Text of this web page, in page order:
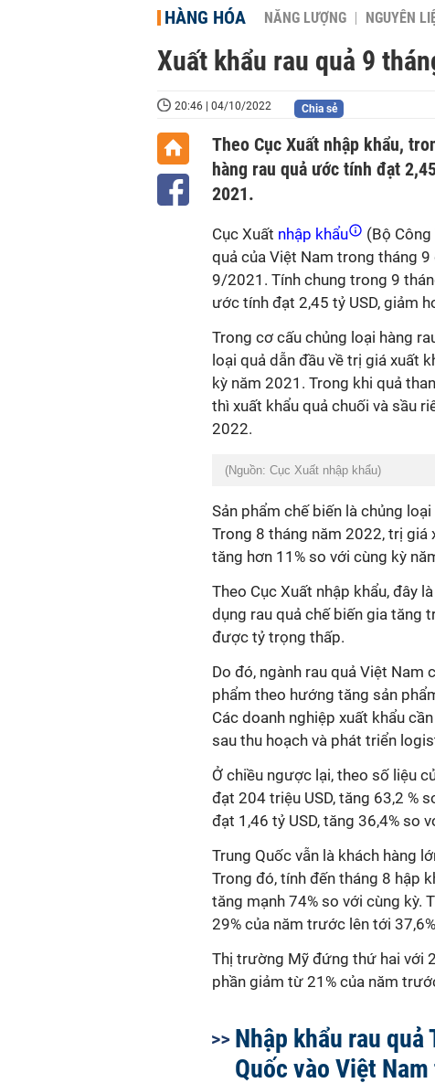
HÀNG HÓA NĂNG LƯỢNG NGUYÊN
Xuất khẩu rau quả 9
20:46 | 04/10/2022 Chia sẻ
Theo Cục Xuất nhập khẩu,
hàng rau quả ước tính đạt
2021.
Cục Xuất nhập khẩu (Bộ
quả của Việt Nam trong tháng 9
9/2021. Tính chung trong 9
ước tính đạt 2,45 tỷ USD, giảm
Trong cơ cấu chủng loại hàng
loại quả dẫn đầu về trị giá xuất
kỳ năm 2021. Trong khi quả
thì xuất khẩu quả chuối và sầu
2022.
(Nguồn: Cục Xuất nhập khẩu)
Sản phẩm chế biến là chủng
Trong 8 tháng năm 2022, trị giá
tăng hơn 11% so với cùng kỳ
Theo Cục Xuất nhập khẩu, đây
dụng rau quả chế biến gia tăng
được tỷ trọng thấp.
Do đó, ngành rau quả Việt Nam
phẩm theo hướng tăng sản
Các doanh nghiệp xuất khẩu
sau thu hoạch và phát triển
Ở chiều ngược lại, theo số liệu
đạt 204 triệu USD, tăng 63,2 %
đạt 1,46 tỷ USD, tăng 36,4% so
Trung Quốc vẫn là khách hàng
Trong đó, tính đến tháng 8 hập
tăng mạnh 74% so với cùng kỳ.
29% của năm trước lên tới
Thị trường Mỹ đứng thứ hai với
phần giảm từ 21% của năm
Nhập khẩu rau quả
Quốc vào Việt